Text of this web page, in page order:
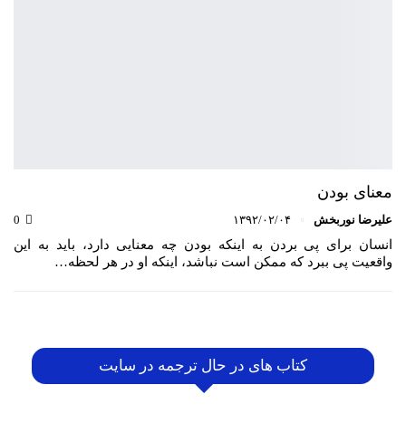
معنای بودن
علیرضا نوربخش ۱۳۹۲/۰۲/۰۴
انسان برای پی بردن به اینکه بودن چه معنایی دارد، باید به این
واقعیت پی ببرد که ممکن است نباشد، اینکه او در هر لحظه…
کتاب های در حال ترجمه در سایت